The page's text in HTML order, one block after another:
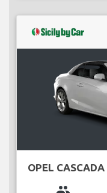
OPEL CASCADA
group